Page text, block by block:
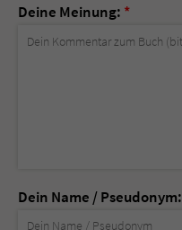
Deine Meinung: *
Dein Name / Pseudonym: